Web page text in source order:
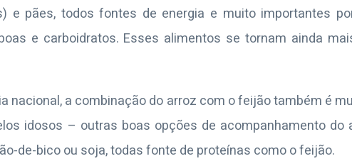
e pães, todos fontes de energia e muito importantes
e carboidratos. Esses alimentos se tornam ainda
nacional, a combinação do arroz com o feijão também é
idosos – outras boas opções de acompanhamento
de-bico ou soja, todas fonte de proteínas como o feijão.